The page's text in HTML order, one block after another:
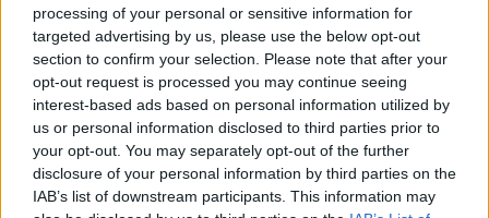
processing of your personal or sensitive information for
targeted advertising by us, please use the below opt-out
section to confirm your selection. Please note that after your
opt-out request is processed you may continue seeing
interest-based ads based on personal information utilized by
us or personal information disclosed to third parties prior to
your opt-out. You may separately opt-out of the further
disclosure of your personal information by third parties on the
IAB’s list of downstream participants. This information may